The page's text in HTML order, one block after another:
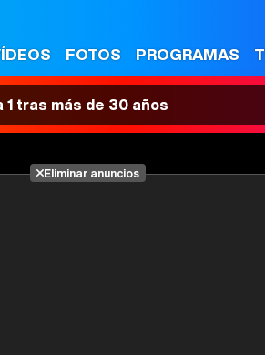
FOTOS PROGRAMAS
tras más de 30 años
Eliminar anuncios